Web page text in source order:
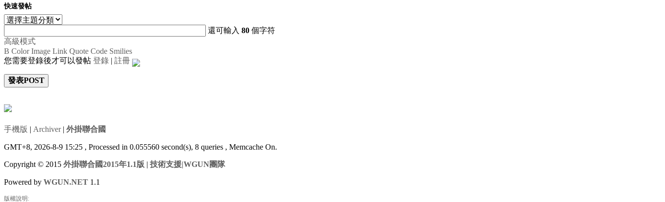
快速發帖
還可輸入 80 個字符
高級模式
B Color Image Link Quote Code Smilies
您需要登錄後才可以發帖 登錄 | 註冊
發表POST
手機版 | Archiver| 外掛聯合國
GMT+8, 2026-8-9 15:25 , Processed in 0.055560 second(s), 8 queries , Memcache On.
Copyright © 2015 外掛聯合國2015年1.1版 | 技術支援|WGUN團隊
Powered by WGUN.NET 1.1
版權說明: